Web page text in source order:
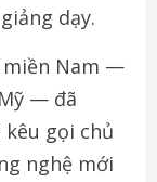
dạy.
miền Nam —
— đã
gọi chủ
nghệ mới